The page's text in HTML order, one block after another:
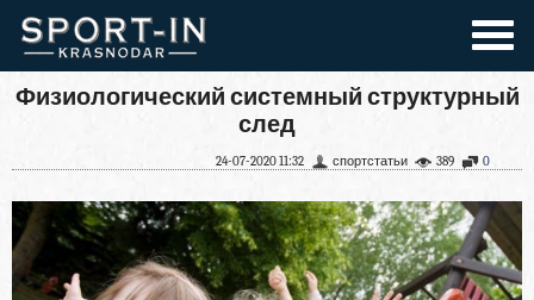
Физиологический системный структурный
след
0
389
спортстатьи
24-07-2020 11:32